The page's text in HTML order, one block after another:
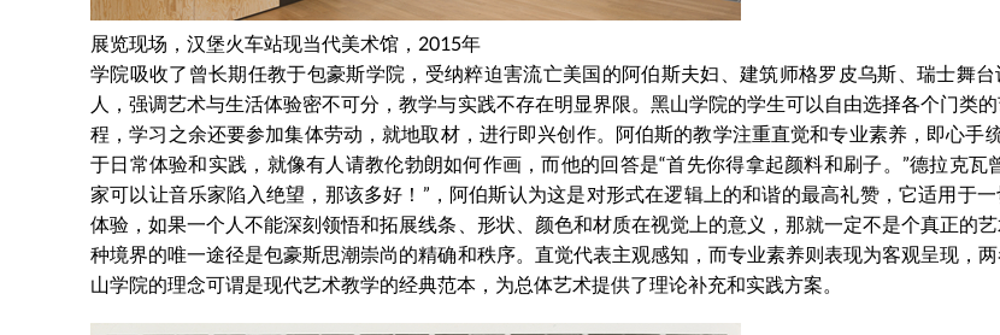
展览现场，汉堡火车站现当代美术馆，2015年
学院吸收了曾长期任教于包豪斯学院，受纳粹迫害流亡美国的阿伯斯夫妇、建筑师格罗皮乌斯、瑞士舞
人，强调艺术与生活体验密不可分，教学与实践不存在明显界限。黑山学院的学生可以自由选择各个门类
程，学习之余还要参加集体劳动，就地取材，进行即兴创作。阿伯斯的教学注重直觉和专业素养，即心
于日常体验和实践，就像有人请教伦勃朗如何作画，而他的回答是“首先你得拿起颜料和刷子。”德拉克瓦
家可以让音乐家陷入绝望，那该多好！”，阿伯斯认为这是对形式在逻辑上的和谐的最高礼赞，它适用于
体验，如果一个人不能深刻领悟和拓展线条、形状、颜色和材质在视觉上的意义，那就一定不是个真正的
种境界的唯一途径是包豪斯思潮崇尚的精确和秩序。直觉代表主观感知，而专业素养则表现为客观呈现，
山学院的理念可谓是现代艺术教学的经典范本，为总体艺术提供了理论补充和实践方案。